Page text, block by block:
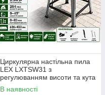
Циркулярна настільна пила
LEX LXTSW31 з
регулюванням висоти та кута
В наявності